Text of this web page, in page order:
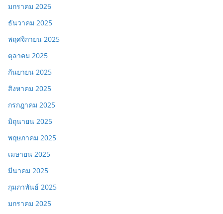
มกราคม 2026
ธันวาคม 2025
พฤศจิกายน 2025
ตุลาคม 2025
กันยายน 2025
สิงหาคม 2025
กรกฎาคม 2025
มิถุนายน 2025
พฤษภาคม 2025
เมษายน 2025
มีนาคม 2025
กุมภาพันธ์ 2025
มกราคม 2025